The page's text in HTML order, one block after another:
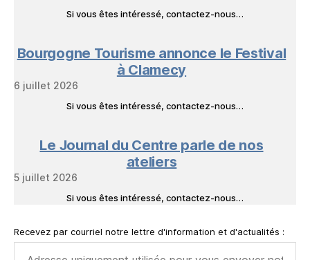
Si vous êtes intéressé, contactez-nous…
Bourgogne Tourisme annonce le Festival
à Clamecy
6 juillet 2026
Si vous êtes intéressé, contactez-nous…
Le Journal du Centre parle de nos
ateliers
5 juillet 2026
Si vous êtes intéressé, contactez-nous…
Recevez par courriel notre lettre d'information et d'actualités :